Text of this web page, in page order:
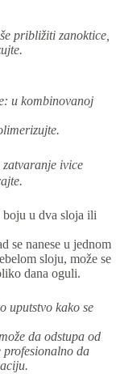
približiti zanoktice,
u kombinovanoj
ivice
boju u dva sloja ili
se nanese u jednom
sloju, može se
dana oguli.
uputstvo kako se
da odstupa od
da